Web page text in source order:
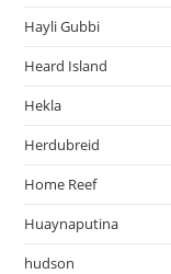
Hayli Gubbi
Heard Island
Hekla
Herdubreid
Home Reef
Huaynaputina
hudson